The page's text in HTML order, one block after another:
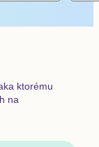
ktorému
na